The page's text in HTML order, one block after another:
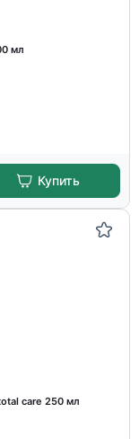
мл
Купить
care 250 мл